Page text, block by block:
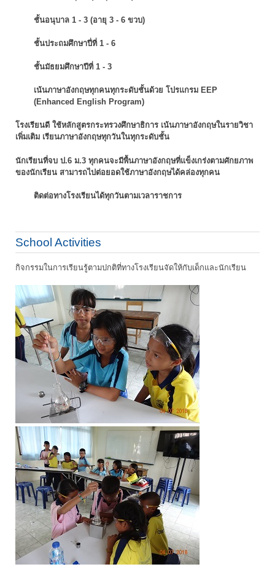
ชั้นอนุบาล 1 - 3 (อายุ 3 - 6 ขวบ)
ชั้นประถมศึกษาปี่ที่ 1 - 6
ชั้นมัธยมศึกษาปีที่ 1 - 3
เน้นภาษาอังกฤษทุกคนทุกระดับชั้นด้วย โปรแกรม EEP
(Enhanced English Program)
โรงเรียนดี ใช้หลักสูตรกระทรวงศึกษาธิการ เน้นภาษาอังกฤษในรายวิชา
เพิ่มเติม เรียนภาษาอังกฤษทุกวันในทุกระดับชั้น
นักเรียนที่จบ ป.6 ม.3 ทุกคนจะมีพื้นภาษาอังกฤษที่แข็งเกร่งตามศักยภาพ
ของนักเรียน สามารถไปต่อยอดใช้ภาษาอังกฤษได้คล่องทุกคน
ติดต่อทางโรงเรียนได้ทุกวันตามเวลาราชการ
School Activities
กิจกรรมในการเรียนรู้ตามปกติที่ทางโรงเรียนจัดให้กับเด็กและนักเรียน